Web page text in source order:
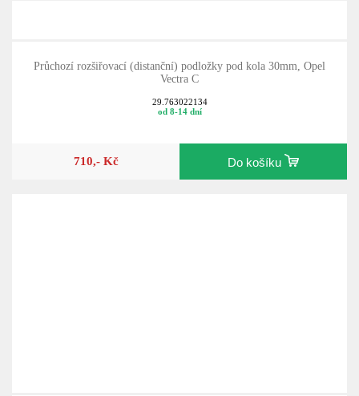
Průchozí rozšiřovací (distanční) podložky pod kola 30mm, Opel
Vectra C
29.763022134
od 8-14 dní
710,- Kč Do košíku